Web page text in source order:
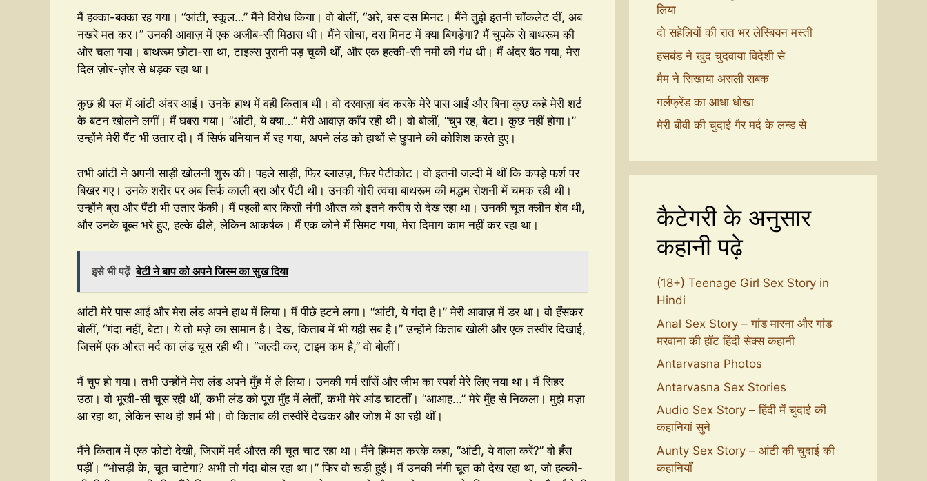
मैं हक्का-बक्का रह गया। “आंटी, स्कूल…” मैंने विरोध किया। वो बोलीं, “अरे, बस दस मिनट। मैंने तुझे इतनी चॉकलेट दीं, अब
नखरे मत कर।” उनकी आवाज़ में एक अजीब-सी मिठास थी। मैंने सोचा, दस मिनट में क्या बिगड़ेगा? मैं चुपके से बाथरूम की
ओर चला गया। बाथरूम छोटा-सा था, टाइल्स पुरानी पड़ चुकी थीं, और एक हल्की-सी नमी की गंध थी। मैं अंदर बैठ गया, मेरा
दिल ज़ोर-ज़ोर से धड़क रहा था।
कुछ ही पल में आंटी अंदर आईं। उनके हाथ में वही किताब थी। वो दरवाज़ा बंद करके मेरे पास आईं और बिना कुछ कहे मेरी शर्ट
के बटन खोलने लगीं। मैं घबरा गया। “आंटी, ये क्या…” मेरी आवाज़ काँप रही थी। वो बोलीं, “चुप रह, बेटा। कुछ नहीं होगा।”
उन्होंने मेरी पैंट भी उतार दी। मैं सिर्फ बनियान में रह गया, अपने लंड को हाथों से छुपाने की कोशिश करते हुए।
तभी आंटी ने अपनी साड़ी खोलनी शुरू की। पहले साड़ी, फिर ब्लाउज़, फिर पेटीकोट। वो इतनी जल्दी में थीं कि कपड़े फर्श पर
बिखर गए। उनके शरीर पर अब सिर्फ काली ब्रा और पैंटी थी। उनकी गोरी त्वचा बाथरूम की मद्धम रोशनी में चमक रही थी।
उन्होंने ब्रा और पैंटी भी उतार फेंकी। मैं पहली बार किसी नंगी औरत को इतने करीब से देख रहा था। उनकी चूत क्लीन शेव थी,
और उनके बूब्स भरे हुए, हल्के ढीले, लेकिन आकर्षक। मैं एक कोने में सिमट गया, मेरा दिमाग काम नहीं कर रहा था।
इसे भी पढ़ें बेटी ने बाप को अपने जिस्म का सुख दिया
आंटी मेरे पास आईं और मेरा लंड अपने हाथ में लिया। मैं पीछे हटने लगा। “आंटी, ये गंदा है।” मेरी आवाज़ में डर था। वो हँसकर
बोलीं, “गंदा नहीं, बेटा। ये तो मज़े का सामान है। देख, किताब में भी यही सब है।” उन्होंने किताब खोली और एक तस्वीर दिखाई,
जिसमें एक औरत मर्द का लंड चूस रही थी। “जल्दी कर, टाइम कम है,” वो बोलीं।
मैं चुप हो गया। तभी उन्होंने मेरा लंड अपने मुँह में ले लिया। उनकी गर्म साँसें और जीभ का स्पर्श मेरे लिए नया था। मैं सिहर
उठा। वो भूखी-सी चूस रही थीं, कभी लंड को पूरा मुँह में लेतीं, कभी मेरे आंड चाटतीं। “आआह…” मेरे मुँह से निकला। मुझे मज़ा
आ रहा था, लेकिन साथ ही शर्म भी। वो किताब की तस्वीरें देखकर और जोश में आ रही थीं।
मैंने किताब में एक फोटो देखी, जिसमें मर्द औरत की चूत चाट रहा था। मैंने हिम्मत करके कहा, “आंटी, ये वाला करें?” वो हँस
पड़ीं। “भोसड़ी के, चूत चाटेगा? अभी तो गंदा बोल रहा था।” फिर वो खड़ी हुईं। मैं उनकी नंगी चूत को देख रहा था, जो हल्की-
लिया
दो सहेलियों की रात भर लेस्बियन मस्ती
हसबंड ने खुद चुदवाया विदेशी से
मैम ने सिखाया असली सबक
गर्लफ्रेंड का आधा धोखा
मेरी बीवी की चुदाई गैर मर्द के लन्ड से
कैटेगरी के अनुसार
कहानी पढ़े
(18+) Teenage Girl Sex Story in
Hindi
Anal Sex Story – गांड मारना और गांड
मरवाना की हॉट हिंदी सेक्स कहानी
Antarvasna Photos
Antarvasna Sex Stories
Audio Sex Story – हिंदी में चुदाई की
कहानियां सुने
Aunty Sex Story – आंटी की चुदाई की
कहानियाँ